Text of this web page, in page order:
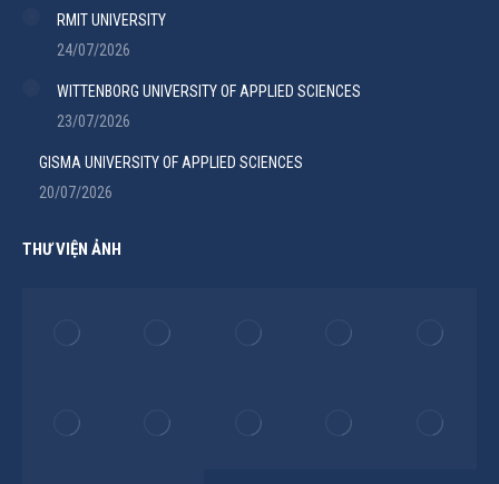
RMIT UNIVERSITY
24/07/2026
WITTENBORG UNIVERSITY OF APPLIED SCIENCES
23/07/2026
GISMA UNIVERSITY OF APPLIED SCIENCES
20/07/2026
THƯ VIỆN ẢNH